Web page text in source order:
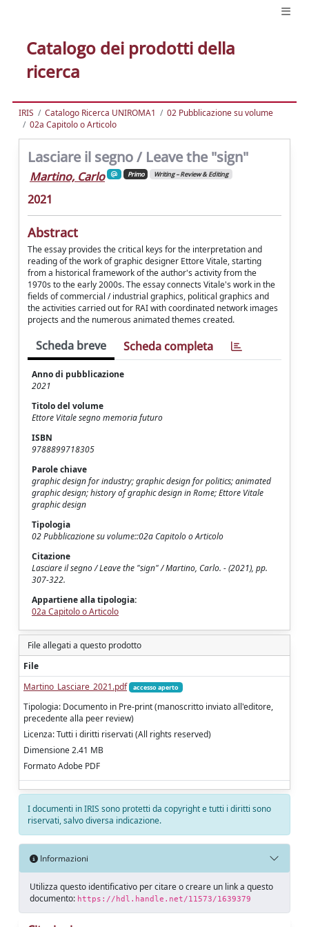
Catalogo dei prodotti della
ricerca
IRIS Catalogo Ricerca UNIROMA1
02 Pubblicazione su volume
02a Capitolo o Articolo
Lasciare il segno / Leave the "sign"
Martino, Carlo Primo Writing – Review & Editing
2021
Abstract
The essay provides the critical keys for the interpretation and
reading of the work of graphic designer Ettore Vitale, starting
from a historical framework of the author's activity from the
1970s to the early 2000s. The essay connects Vitale's work in the
fields of commercial / industrial graphics, political graphics and
the activities carried out for RAI with coordinated network images
projects and the numerous animated themes created.
Scheda breve Scheda completa
Anno di pubblicazione
2021
Titolo del volume
Ettore Vitale segno memoria futuro
ISBN
9788899718305
Parole chiave
graphic design for industry; graphic design for politics; animated
graphic design; history of graphic design in Rome; Ettore Vitale
graphic design
Tipologia
02 Pubblicazione su volume::02a Capitolo o Articolo
Citazione
Lasciare il segno / Leave the "sign" / Martino, Carlo. - (2021), pp.
307-322.
Appartiene alla tipologia:
02a Capitolo o Articolo
File allegati a questo prodotto
File
Martino_Lasciare_2021.pdf
accesso aperto
Tipologia: Documento in Pre-print (manoscritto inviato all'editore,
precedente alla peer review)
Licenza: Tutti i diritti riservati (All rights reserved)
Dimensione 2.41 MB
Formato Adobe PDF
I documenti in IRIS sono protetti da copyright e tutti i diritti sono
riservati, salvo diversa indicazione.
Informazioni
Utilizza questo identificativo per citare o creare un link a questo
documento: https://hdl.handle.net/11573/1639379